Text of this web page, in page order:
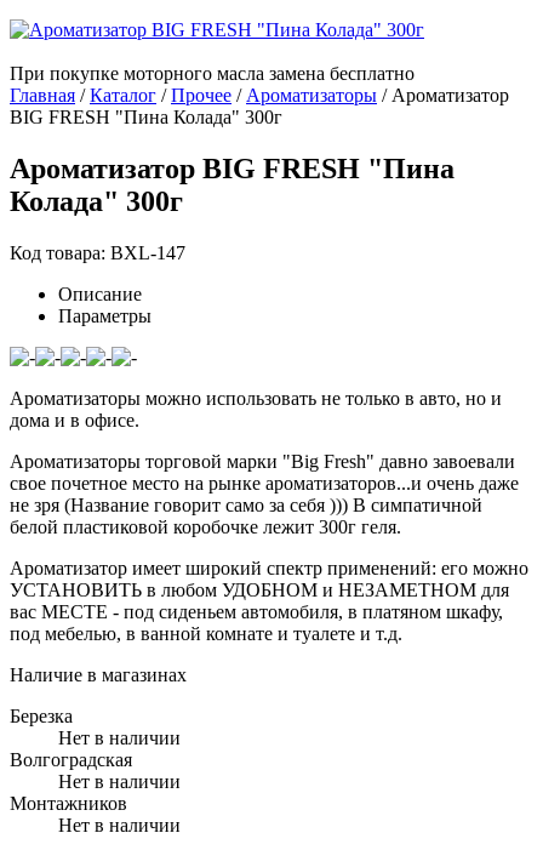
При покупке моторного масла замена бесплатно
Главная /Каталог /Прочее / Ароматизаторы / Ароматизатор
BIG FRESH "Пина Колада" 300г
Ароматизатор BIG FRESH "Пина
Колада" 300г
Код товара: BXL-147
Описание
Параметры
Ароматизаторы можно использовать не только в авто, но и
дома и в офисе.
Ароматизаторы торговой марки "Big Fresh" давно завоевали
свое почетное место на рынке ароматизаторов...и очень даже
не зря (Название говорит само за себя ))) В симпатичной
белой пластиковой коробочке лежит 300г геля.
Ароматизатор имеет широкий спектр применений: его можно
УСТАНОВИТЬ в любом УДОБНОМ и НЕЗАМЕТНОМ для
вас МЕСТЕ - под сиденьем автомобиля, в платяном шкафу,
под мебелью, в ванной комнате и туалете и т.д.
Наличие в магазинах
Березка
Нет в наличии
Волгоградская
Нет в наличии
Монтажников
Нет в наличии